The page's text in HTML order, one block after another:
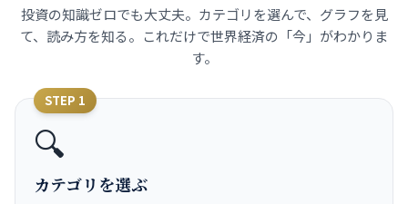
投資の知識ゼロでも大丈夫。カテゴリを選んで、グラフを見
て、読み方を知る。これだけで世界経済の「今」がわかりま
す。
STEP 1
🔍
カテゴリを選ぶ